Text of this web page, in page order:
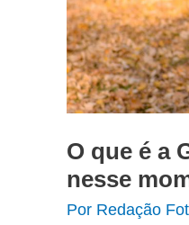
O que é a
nesse
Por Redação